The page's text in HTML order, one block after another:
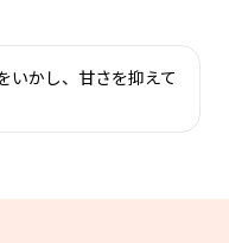
いかし、甘さを抑えて